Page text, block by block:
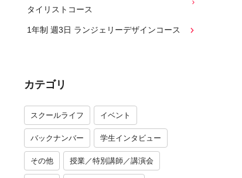
タイリストコース
1年制 週3日 ランジェリーデザインコース
カテゴリ
スクールライフ イベント
バックナンバー 学生インタビュー
その他 授業／特別講師／講演会